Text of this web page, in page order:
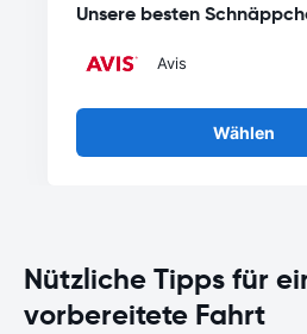
Unsere besten
Avis
Wählen
Nützliche Tipps für
vorbereitete Fahrt